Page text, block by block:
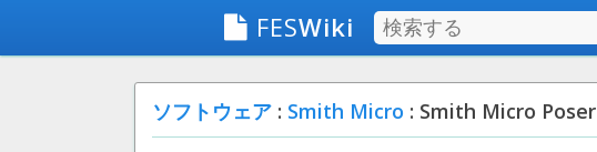
FESWiki
ソフトウェア : Smith Micro : Smith Micro Poser